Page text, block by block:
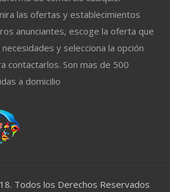
las ofertas y establecimientos
anunciantes, escoge la oferta que
y selecciona la opción
contactarlos. Son mas de 500
a domicilio
Todos los Derechos Reservados